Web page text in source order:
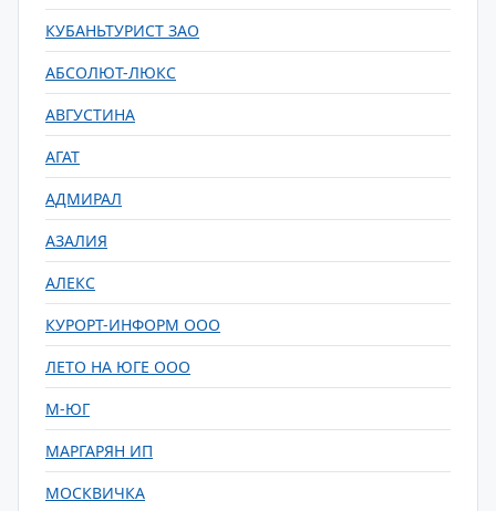
КУБАНЬТУРИСТ ЗАО
АБСОЛЮТ-ЛЮКС
АВГУСТИНА
АГАТ
АДМИРАЛ
АЗАЛИЯ
АЛЕКС
КУРОРТ-ИНФОРМ ООО
ЛЕТО НА ЮГЕ ООО
М-ЮГ
МАРГАРЯН ИП
МОСКВИЧКА